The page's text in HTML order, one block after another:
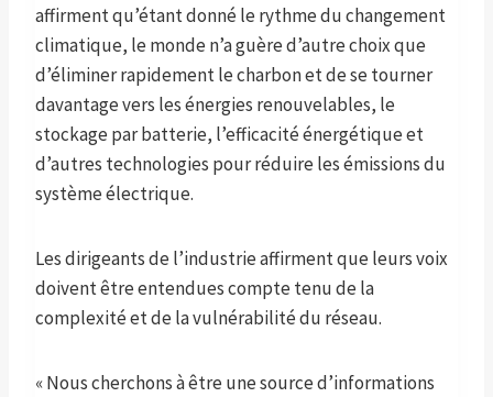
affirment qu’étant donné le rythme du changement
climatique, le monde n’a guère d’autre choix que
d’éliminer rapidement le charbon et de se tourner
davantage vers les énergies renouvelables, le
stockage par batterie, l’efficacité énergétique et
d’autres technologies pour réduire les émissions du
système électrique.
Les dirigeants de l’industrie affirment que leurs voix
doivent être entendues compte tenu de la
complexité et de la vulnérabilité du réseau.
« Nous cherchons à être une source d’informations